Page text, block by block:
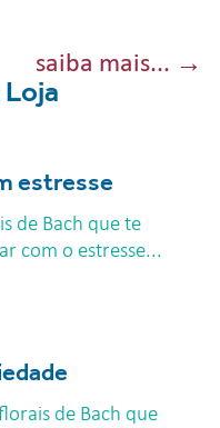
saiba mais...
estresse
de Bach que te
com o estresse...
de Bach que